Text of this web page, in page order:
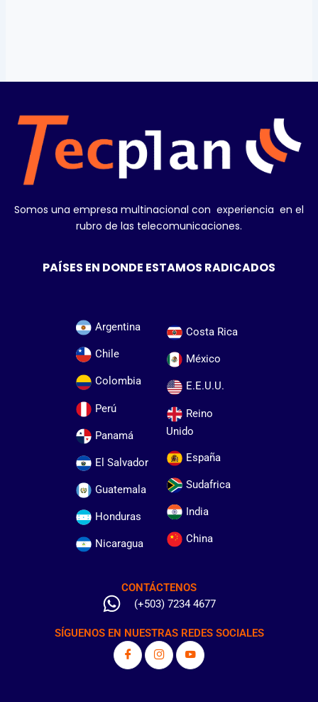
Somos una empresa multinacional con experiencia en el
rubro de las telecomunicaciones.
PAÍSES EN DONDE ESTAMOS RADICADOS
Argentina
Chile
Colombia
Perú
Panamá
El Salvador
Guatemala
Honduras
Nicaragua
Costa Rica
México
E.E.U.U.
Reino
Unido
España
Sudafrica
India
China
CONTÁCTENOS
(+503) 7234 4677
SÍGUENOS EN NUESTRAS REDES SOCIALES